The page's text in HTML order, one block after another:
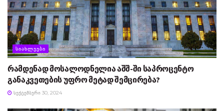
ᲡᲘᲐᲮᲚᲔᲔᲑᲘ
რამდენად მოსალოდნელია აშშ-ში საპროცენტო
განაკვეთების უფრო მეტად შემცირება?
ᲡᲔᲥᲢᲔᲛᲑᲔᲠᲘ 30, 2024